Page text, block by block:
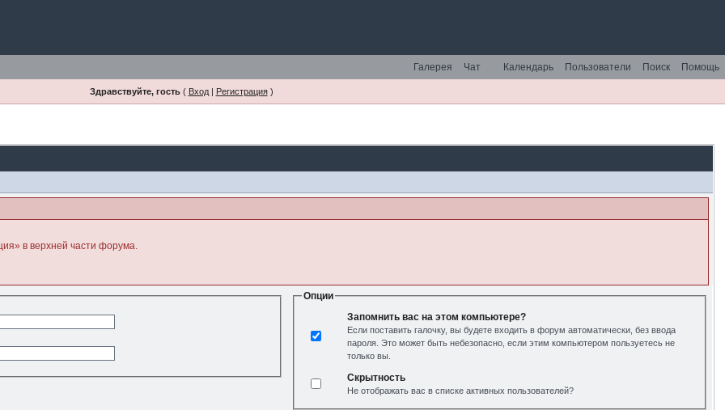
Помощь
Поиск
Пользователи
Календарь
Чат
Галерея
Здравствуйте, гость( Вход| Регистрация)
в верхней части форума.
Опции
Запомнить вас на этом компьютере?
Если поставить галочку, вы будете входить в форум автоматически, без ввода
пароля. Это может быть небезопасно, если этим компьютером пользуетесь не
только вы.
Скрытность
Не отображать вас в списке активных пользователей?